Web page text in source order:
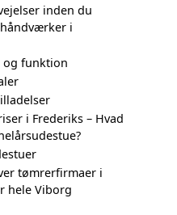
inden du
i
og funktion
i Frederiks – Hvad
tømrerfirmaer i
hele Viborg